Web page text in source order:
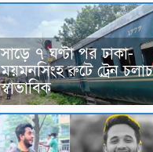
সাড়ে ৭ ঘণ্টা পর ঢাকা-
ময়মনসিংহ রুটে ট্রেন
স্বাভাবিক